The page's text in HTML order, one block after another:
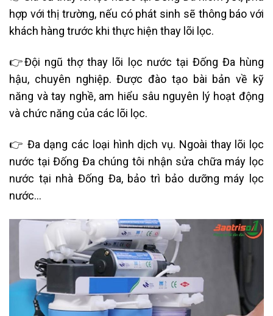
hợp với thị trường, nếu có phát sinh sẽ thông báo với
khách hàng trước khi thực hiện thay lõi lọc.
👉Đội ngũ thợ thay lõi lọc nước tại Đống Đa hùng
hậu, chuyên nghiệp. Được đào tạo bài bản về kỹ
năng và tay nghề, am hiểu sâu nguyên lý hoạt động
và chức năng của các lõi lọc.
👉 Đa dạng các loại hình dịch vụ. Ngoài thay lõi lọc
nước tại Đống Đa chúng tôi nhận sửa chữa máy lọc
nước tại nhà Đống Đa, bảo trì bảo dưỡng máy lọc
nước…